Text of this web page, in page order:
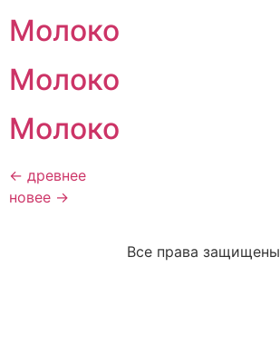
Молоко
Молоко
Молоко
← древнее
новее →
Все права защищены